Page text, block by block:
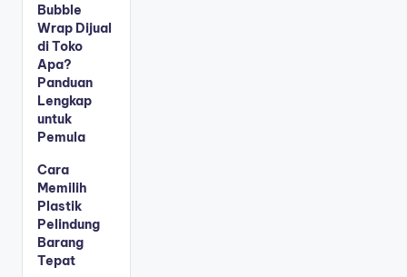
Bubble
Wrap Dijual
di Toko
Apa?
Panduan
Lengkap
untuk
Pemula
Cara
Memilih
Plastik
Pelindung
Barang
Tepat